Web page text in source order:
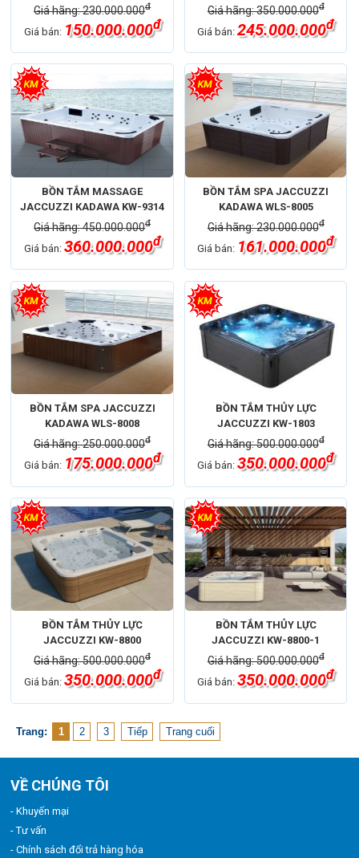
Giá hãng: 230.000.000đ
Giá bán: 150.000.000đ
Giá hãng: 350.000.000đ
Giá bán:245.000.000đ
BỒN TẮM MASSAGE
JACCUZZI KADAWA KW-9314
Giá hãng: 450.000.000đ
Giá bán: 360.000.000đ
BỒN TẮM SPA JACCUZZI
KADAWA WLS-8005
Giá hãng: 230.000.000đ
Giá bán: 161.000.000đ
BỒN TẮM SPA JACCUZZI
KADAWA WLS-8008
Giá hãng: 250.000.000đ
Giá bán: 175.000.000đ
BỒN TẮM THỦY LỰC
JACCUZZI KW-1803
Giá hãng: 500.000.000đ
Giá bán:350.000.000đ
BỒN TẮM THỦY LỰC
JACCUZZI KW-8800
Giá hãng: 500.000.000đ
Giá bán: 350.000.000đ
BỒN TẮM THỦY LỰC
JACCUZZI KW-8800-1
Giá hãng: 500.000.000đ
Giá bán:350.000.000đ
Trang: 1 2 3 Tiếp Trang cuối
VỀ CHÚNG TÔI
- Khuyến mại
- Tư vấn
- Chính sách đổi trả hàng hóa